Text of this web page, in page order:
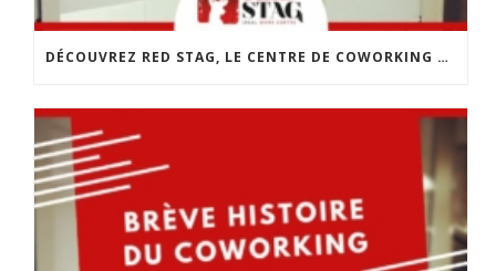
DÉCOUVREZ RED STAG, LE CENTRE DE COWORKING DE CHOLET